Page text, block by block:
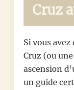
Cruz
Si vous
Cruz (ou
ascension
un guide